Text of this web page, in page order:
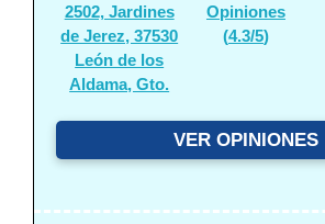
2502, Jardines
de Jerez, 37530
León de los
Aldama, Gto.
Opiniones
(4.3/5)
VER OPINIONES